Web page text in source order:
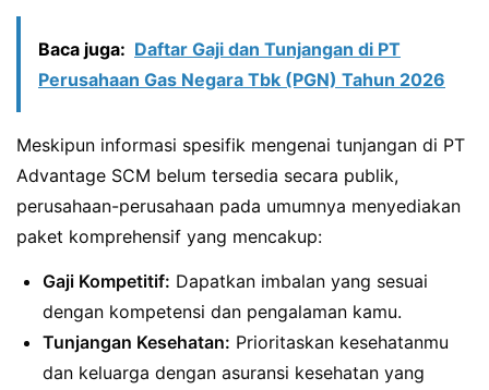
Baca juga: Daftar Gaji dan Tunjangan di PT
Perusahaan Gas Negara Tbk (PGN) Tahun 2026
Meskipun informasi spesifik mengenai tunjangan di PT
Advantage SCM belum tersedia secara publik,
perusahaan-perusahaan pada umumnya menyediakan
paket komprehensif yang mencakup:
Gaji Kompetitif: Dapatkan imbalan yang sesuai
dengan kompetensi dan pengalaman kamu.
Tunjangan Kesehatan: Prioritaskan kesehatanmu
dan keluarga dengan asuransi kesehatan yang